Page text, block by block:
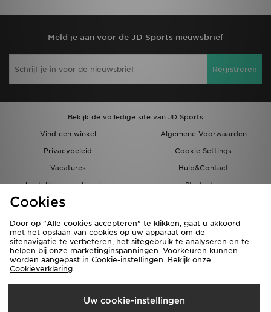
Meld je aan voor de JD Sports nieuwsbrief
Registreren
Bekijk de volledige site van JD Sports
Vind een winkel
Algemene Voorwaarden
Privacybeleid
Cookie Settings
Vacatures
Hulp&Contact
bestellingen en levering
Studenten
Partnerprogramma
Verzenden Naar
Nederland
Cookies
Door op "Alle cookies accepteren" te klikken, gaat u akkoord
met het opslaan van cookies op uw apparaat om de
sitenavigatie te verbeteren, het sitegebruik te analyseren en te
helpen bij onze marketinginspanningen. Voorkeuren kunnen
worden aangepast in Cookie-instellingen. Bekijk onze
Cookieverklaring
Uw cookie-instellingen